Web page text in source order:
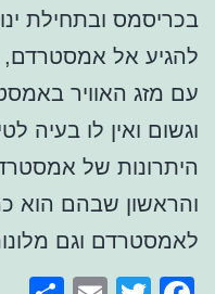
בכריסמס ובתחילת
להגיע אל אמסטרדם,
עם מזג האוויר
וגשום ואין לו בעיה
היתרונות של
והראשון שבהם הוא
לאמסטרדם וגם